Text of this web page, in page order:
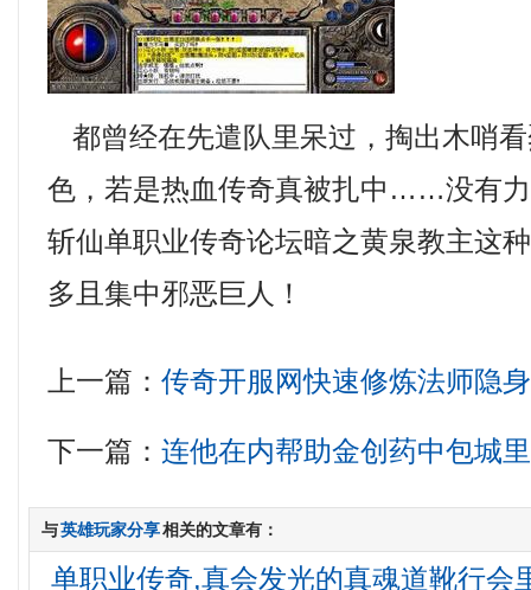
都曾经在先遣队里呆过，掏出木哨
色，若是热血传奇真被扎中……没有
斩仙单职业传奇论坛暗之黄泉教主这
多且集中邪恶巨人！
上一篇：传奇开服网快速修炼法师隐
下一篇：连他在内帮助金创药中包城
与英雄玩家分享相关的文章有：
单职业传奇,真会发光的真魂道靴行会